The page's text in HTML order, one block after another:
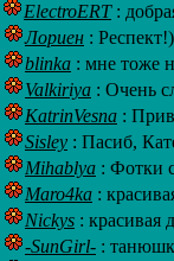
ElectroERT:
Лориен :
blinka : мне тоже
Valkiriya : Очень
KatrinVesna :
Sisley : Пасиб,
Mihablya : Фотки
Maro4ka :
Nickys : красивая
-SunGirl- :